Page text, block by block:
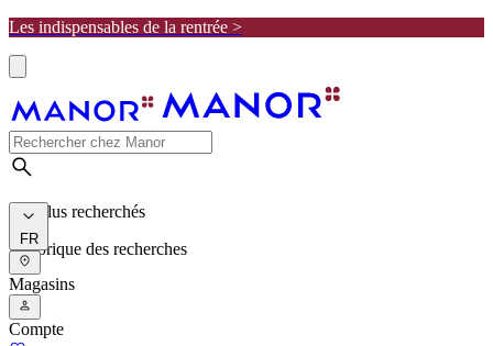
Les indispensables de la rentrée >
Les plus recherchés
Historique des recherches
FR
Magasins
Compte